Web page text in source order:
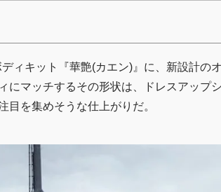
ィキット『華艶(カエン)』に、新設計の
にマッチするその形状は、ドレスアップ
目を集めそうな仕上がりだ。